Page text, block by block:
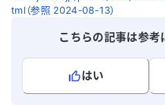
ょうか？②胸椎の変形が症状に
でしょうか？③自覚症状に真
なたか良い医師、または病院
でしょうか？アドバイスをいた
tml（参照 2024-08-13）
こちらの記事は参考
はい